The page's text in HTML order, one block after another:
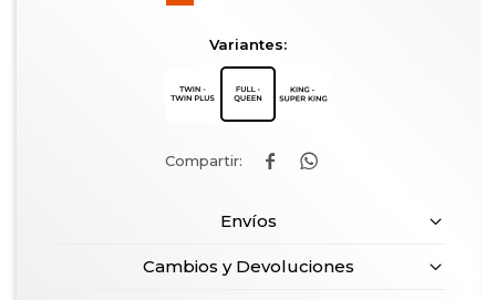
Variantes:
 
Envíos
Cambios y Devoluciones